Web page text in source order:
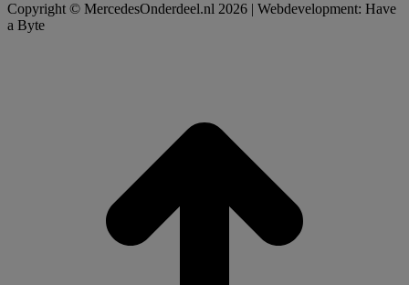
Copyright © MercedesOnderdeel.nl 2026 | Webdevelopment: Have
a Byte